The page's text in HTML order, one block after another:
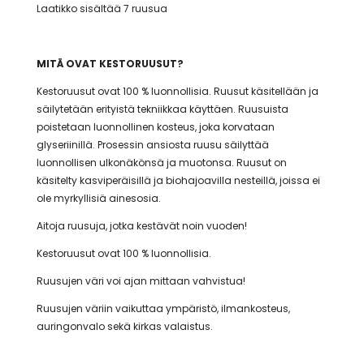
Laatikko sisältää 7 ruusua
MITÄ OVAT KESTORUUSUT?
Kestoruusut ovat 100 % luonnollisia. Ruusut käsitellään ja
säilytetään erityistä tekniikkaa käyttäen. Ruusuista
poistetaan luonnollinen kosteus, joka korvataan
glyseriinillä. Prosessin ansiosta ruusu säilyttää
luonnollisen ulkonäkönsä ja muotonsa. Ruusut on
käsitelty kasviperäisillä ja biohajoavilla nesteillä, joissa ei
ole myrkyllisiä ainesosia.
Aitoja ruusuja, jotka kestävät noin vuoden!
Kestoruusut ovat 100 % luonnollisia.
Ruusujen väri voi ajan mittaan vahvistua!
Ruusujen väriin vaikuttaa ympäristö, ilmankosteus,
auringonvalo sekä kirkas valaistus.